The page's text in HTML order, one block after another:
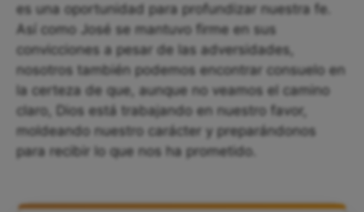
es una oportunidad para profundizar nuestra fe.
Así como José se mantuvo firme en sus
convicciones a pesar de las adversidades,
nosotros también podemos encontrar consuelo en
la certeza de que, aunque no veamos el camino
claro, Dios está trabajando en nuestro favor,
moldeando nuestro carácter y preparándonos
para recibir lo que nos ha prometido.